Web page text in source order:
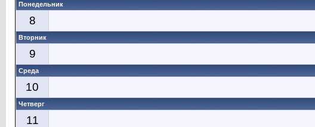
Понедельник
8
Вторник
9
Среда
10
Четверг
11